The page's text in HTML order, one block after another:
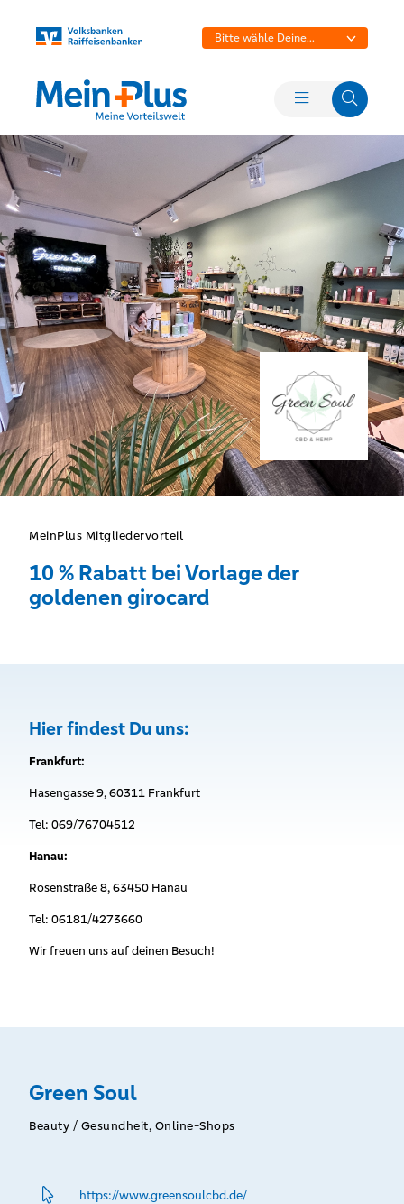
Bitte wähle Deine
MeinPlus Mitgliedervorteil
10 % Rabatt bei Vorlage der
goldenen girocard
Hier findest Du uns:
Frankfurt:
Hasengasse 9, 60311 Frankfurt
Tel: 069/76704512
Hanau:
Rosenstraße 8, 63450 Hanau
Tel: 06181/4273660
Wir freuen uns auf deinen Besuch!
Green Soul
Beauty / Gesundheit, Online-Shops
https://www.­greensoulcbd.­de/